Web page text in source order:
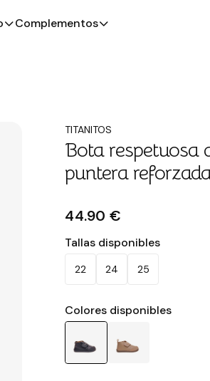
Complementos
TITANITOS
Bota respetuosa
puntera
44.90 €
Tallas disponibles
22 24 25
Colores disponibles